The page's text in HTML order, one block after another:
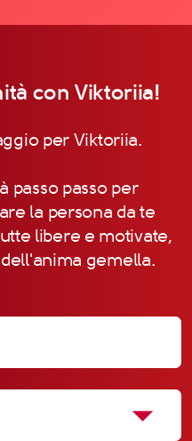
con Viktoriia!
per Viktoriia.
passo passo per
la persona da te
libere e motivate,
gemella.